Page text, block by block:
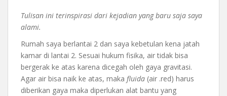
Tulisan ini terinspirasi dari kejadian yang baru saja saya
alami.
Rumah saya berlantai 2 dan saya kebetulan kena jatah
kamar di lantai 2. Sesuai hukum fisika, air tidak bisa
bergerak ke atas karena dicegah oleh gaya gravitasi.
Agar air bisa naik ke atas, maka fluida (air .red) harus
diberikan gaya maka diperlukan alat bantu yang